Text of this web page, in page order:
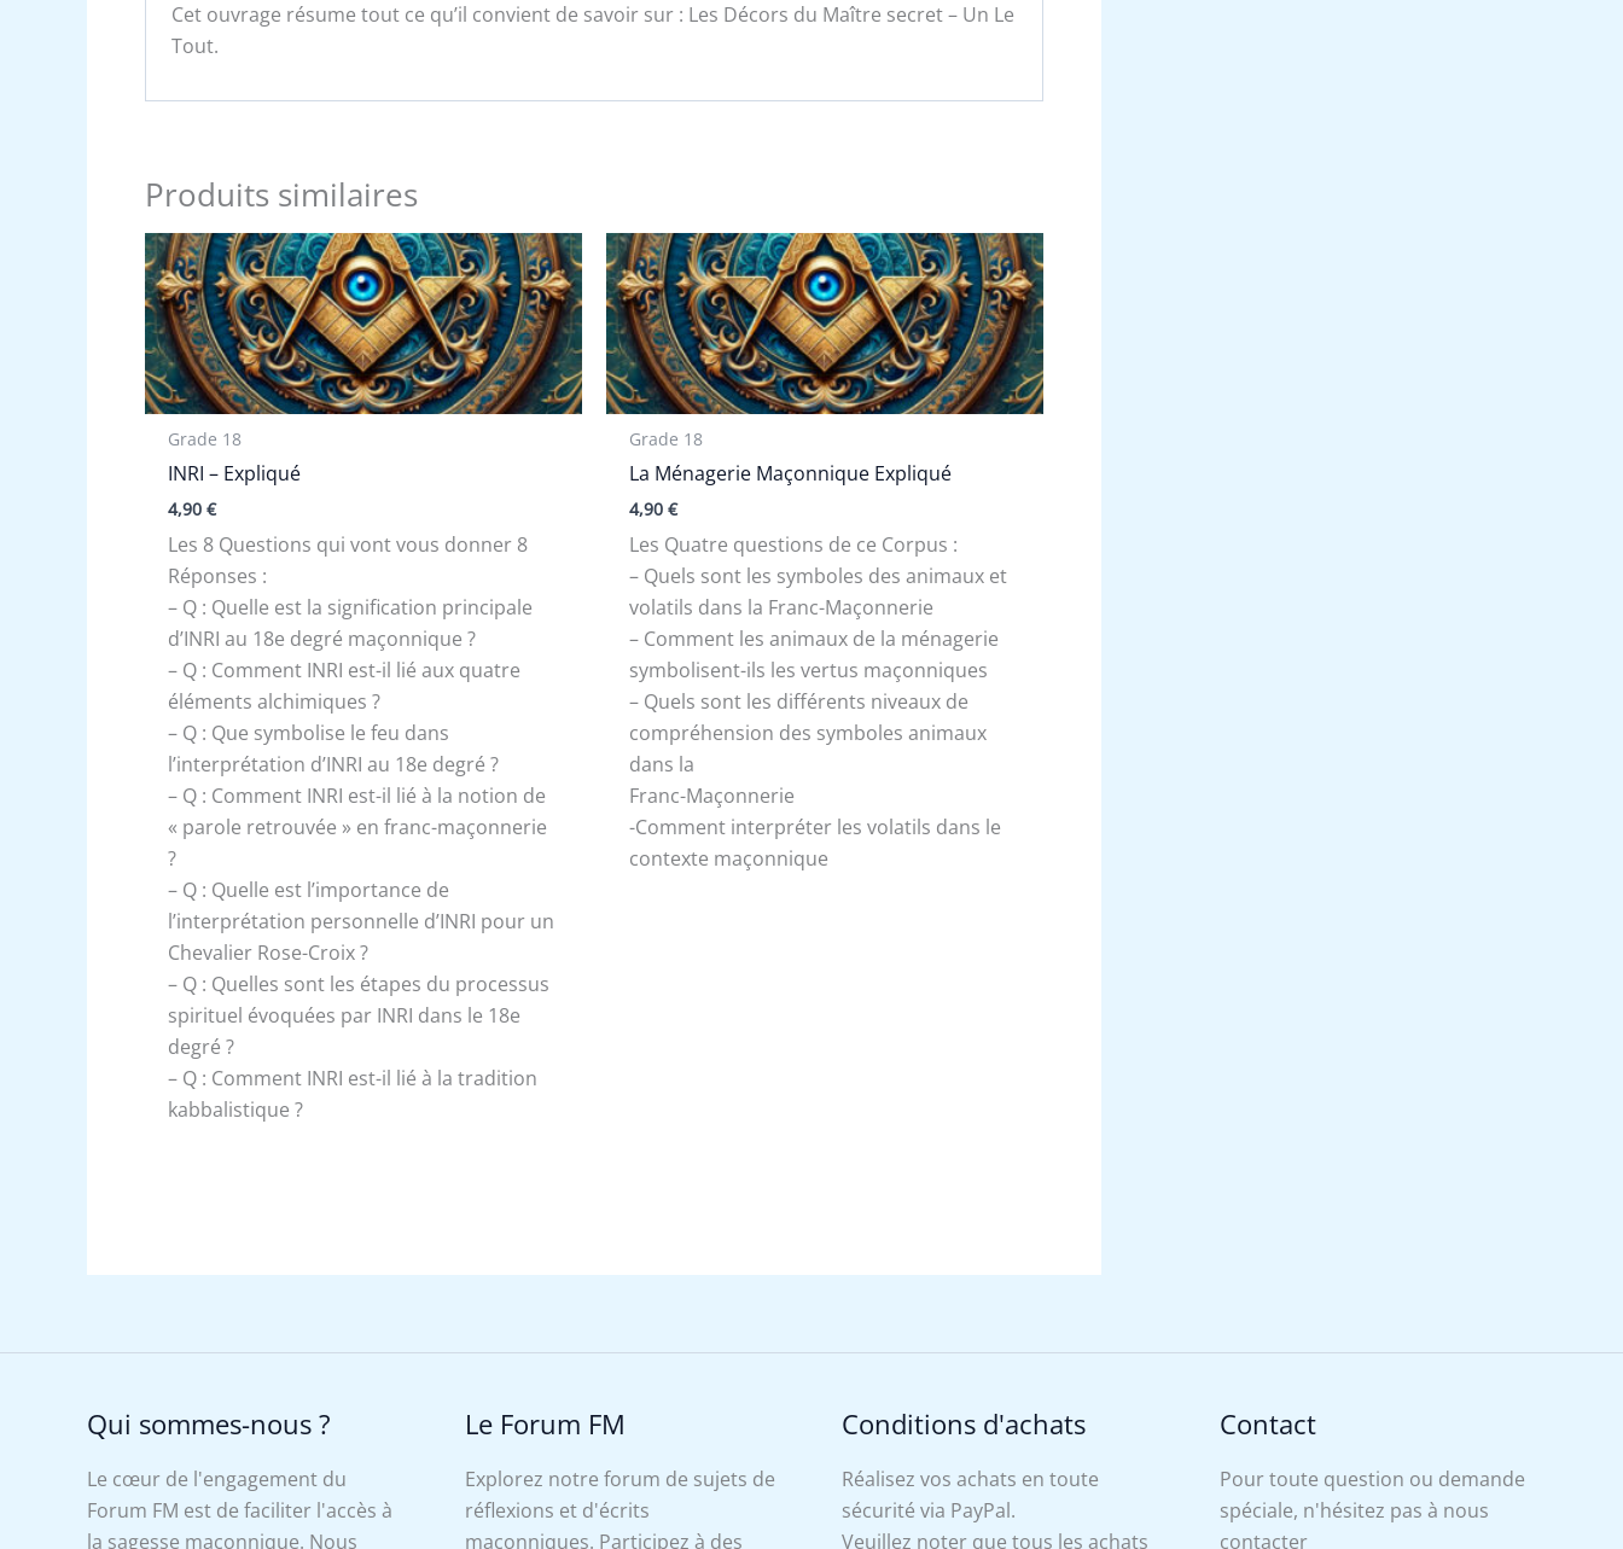
Cet ouvrage résume tout ce qu’il convient de savoir sur : Les Décors du Maître secret – Un Le
Tout.
Produits similaires
Grade 18
INRI – Expliqué
4,90€
Les 8 Questions qui vont vous donner 8
Réponses :
– Q : Quelle est la signification principale
d’INRI au 18e degré maçonnique ?
– Q : Comment INRI est-il lié aux quatre
éléments alchimiques ?
– Q : Que symbolise le feu dans
l’interprétation d’INRI au 18e degré ?
– Q : Comment INRI est-il lié à la notion de
« parole retrouvée » en franc-maçonnerie
?
– Q : Quelle est l’importance de
l’interprétation personnelle d’INRI pour un
Chevalier Rose-Croix ?
– Q : Quelles sont les étapes du processus
spirituel évoquées par INRI dans le 18e
degré ?
– Q : Comment INRI est-il lié à la tradition
kabbalistique ?
Grade 18
La Ménagerie Maçonnique Expliqué
4,90€
Les Quatre questions de ce Corpus :
– Quels sont les symboles des animaux et
volatils dans la Franc-Maçonnerie
– Comment les animaux de la ménagerie
symbolisent-ils les vertus maçonniques
– Quels sont les différents niveaux de
compréhension des symboles animaux
dans la
Franc-Maçonnerie
-Comment interpréter les volatils dans le
contexte maçonnique
Qui sommes-nous ?
Le cœur de l'engagement du
Forum FM est de faciliter l'accès à
la sagesse maçonnique. Nous
Le Forum FM
Explorez notre forum de sujets de
réflexions et d'écrits
maçonniques. Participez à des
Conditions d'achats
Réalisez vos achats en toute
sécurité via PayPal.
Veuillez noter que tous les achats
Contact
Pour toute question ou demande
spéciale, n'hésitez pas à nous
contacter